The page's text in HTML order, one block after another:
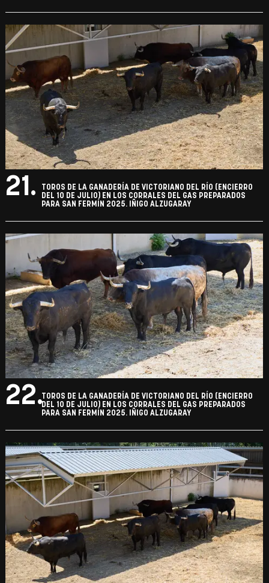
21.
TOROS DE LA GANADERÍA DE VICTORIANO DEL RÍO (ENCIERRO
DEL 10 DE JULIO) EN LOS CORRALES DEL GAS PREPARADOS
PARA SAN FERMÍN 2025. IÑIGO ALZUGARAY
22. TOROS DE LA GANADERÍA DE VICTORIANO DEL RÍO (ENCIERRO
DEL 10 DE JULIO) EN LOS CORRALES DEL GAS PREPARADOS
PARA SAN FERMÍN 2025. IÑIGO ALZUGARAY